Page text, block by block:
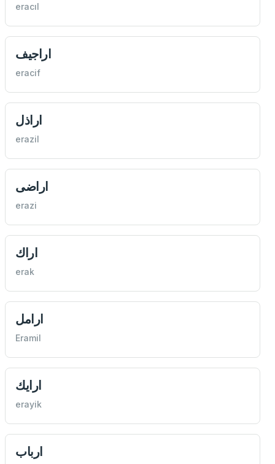
eracıl
اراجيف
eracif
اراذل
erazil
اراضی
erazi
اراك
erak
ارامل
Eramil
ارايك
erayik
ارباب